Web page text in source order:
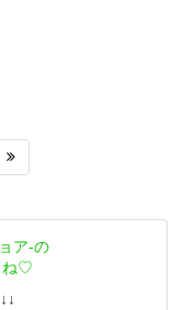
ア-の
ね♡